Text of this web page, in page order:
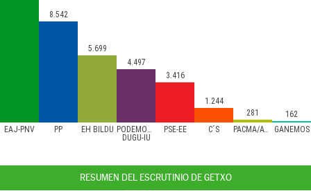
EAJ-PNV PP EH BILDU PODEMOS/AHAL
DUGU-IU
PSE-EE C´S PACMA/ATTKA GANEMOS
8.542
5.699
4.497
3.416
1.244
281
162
RESUMEN DEL ESCRUTINIO DE GETXO